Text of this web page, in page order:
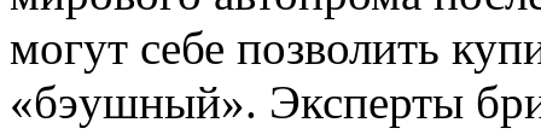
могут себе позволить
«бэушный». Эксперты